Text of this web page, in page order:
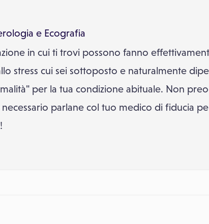
e Ecografia
in cui ti trovi possono fanno
stress cui sei sottoposto e naturalmente
per la tua condizione abituale. Non
parlane col tuo medico di fiducia